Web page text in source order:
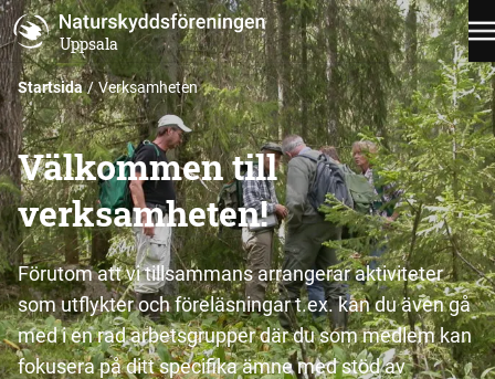
Uppsala
Startsida Verksamheten
Välkommen till
verksamheten!
Förutom att vi tillsammans arrangerar aktiviteter
som utflykter och föreläsningar t.ex. kan du även gå
med i en rad arbetsgrupper där du som medlem kan
fokusera på ditt specifika ämne med stöd av